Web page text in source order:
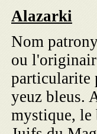
Alazarki
Nom
ou
particularite
yeuz bleus.
mystique, le